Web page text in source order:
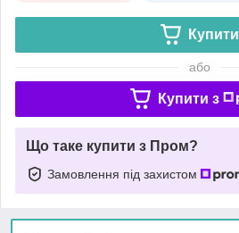
Купити
або
Купити з
Що таке купити з Пром?
Замовлення під захистом